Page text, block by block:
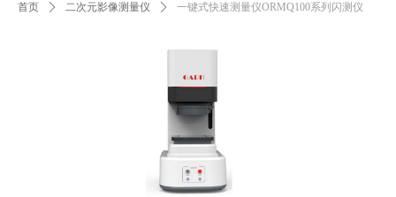
首页 ꄲ 二次元影像测量仪 ꄲ 一键式快速测量仪ORMQ100系列闪测仪